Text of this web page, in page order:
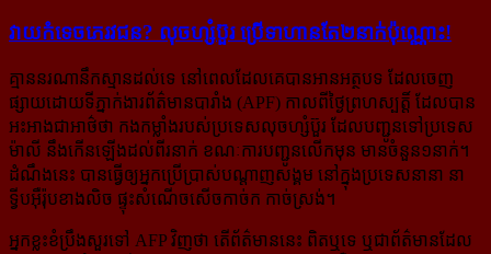
វាយ​កំទេច​ភេរវជន? លុចហ្សំប៊ួរ ប្រើ​ទាហាន​តែ២នាក់​ប៉ុណ្ណោះ!
គ្មាននរណានឹកស្មានដល់ទេ នៅពេលដែលគេបានអានអត្ថបទ ដែលចេញ
ផ្សាយដោយ​ទីភ្នាក់ងារ​ព័ត៌មាន​បារាំង (APF) កាលពីថ្ងៃព្រហស្បត្តិ៍ ដែលបាន
អះអាងជាអាថ៌ថា កងកម្លាំងរបស់ប្រទេសលុចហ្សំប៊ួរ ដែល​បញ្ជូន​ទៅប្រទេស
ម៉ាលី នឹងកើនឡើងដល់ពីរនាក់ ខណៈការបញ្ជូនលើកមុន មានចំនួន១នាក់។
ដំណឹងនេះ បាន​ធ្វើ​ឲ្យ​អ្នក​ប្រើ​ប្រាស់​បណ្ដាញ​សង្គម នៅក្នុងប្រទេសនានា នា
ទ្វីបអ៊ឺរ៉ុបខាងលិច ផ្ទុះសំណើចសើចកាច់ក កាច់​ស្រង់។
អ្នកខ្លះខំប្រឹងសួរទៅ AFP វិញថា តើព័ត៌មាននេះ ពិតឬទេ ឬជាព័ត៌មានដែល